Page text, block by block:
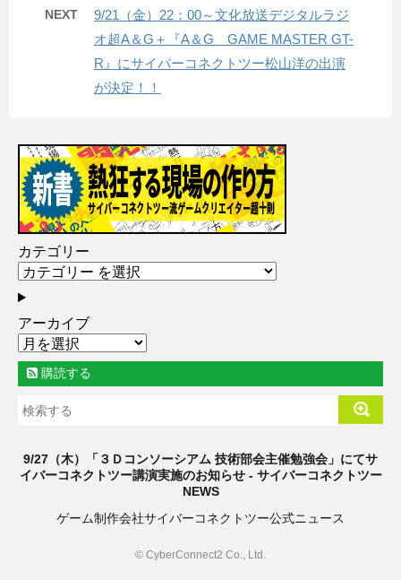
NEXT
9/21（金）22：00～文化放送デジタルラジ
オ超A＆G＋『A＆G GAME MASTER GT-
R』にサイバーコネクトツー松山洋の出演
が決定！！
カテゴリー
アーカイブ
購読する
9/27（木）「３Ｄコンソーシアム 技術部会主催勉強会」にてサ
イバーコネクトツー講演実施のお知らせ - サイバーコネクトツー
NEWS
ゲーム制作会社サイバーコネクトツー公式ニュース
© CyberConnect2 Co., Ltd.